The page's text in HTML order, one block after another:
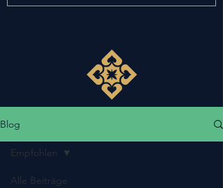
Blog
Alle Beiträge
Empfohlen